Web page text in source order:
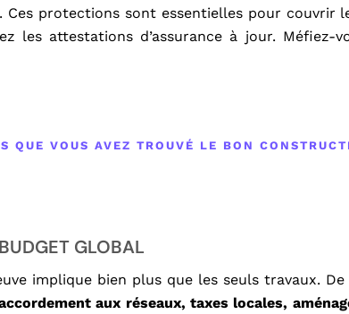
Ces protections sont essentielles pour couvrir
les attestations d’assurance à jour.
QUE VOUS AVEZ TROUVÉ LE BON
GLOBAL
implique bien plus que les seuls travaux.
aux réseaux, taxes locales,